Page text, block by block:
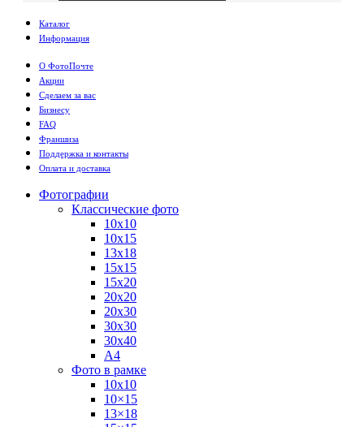
Каталог
Информация
О ФотоПочте
Акции
Сделаем за вас
Бизнесу
FAQ
Франшиза
Поддержка и контакты
Оплата и доставка
Фотографии
Классические фото
10х10
10х15
13х18
15х15
15х20
20х20
20х30
30х30
30х40
А4
Фото в рамке
10х10
10×15
13×18